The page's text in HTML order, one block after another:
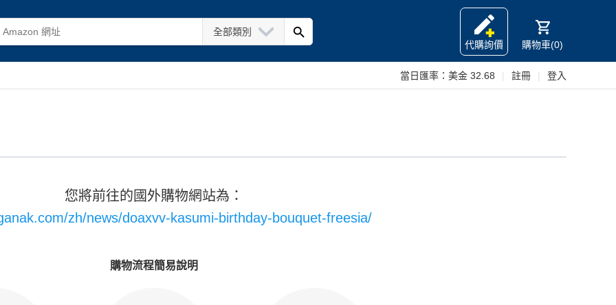
全部類別
代購詢價
購物車(0)
當日匯率： 美金 32.68 註冊 登入
您將前往的國外購物網站為：
zh/news/doaxvv-kasumi-birthday-bouquet-freesia/
購物流程簡易說明